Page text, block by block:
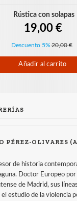
Rústica con solapas
19,00 €
Descuento 5% 20,00 €
Añadir al carrito
PÉREZ-OLIVARES
de historia
Doctor Europeo
de Madrid, sus
estudio de la violencia